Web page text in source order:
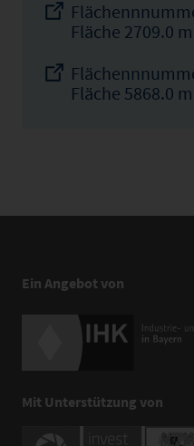
Fläche 2709.0
Fläche 5868.0
Ein Angebot von
Mit Unterstützung von